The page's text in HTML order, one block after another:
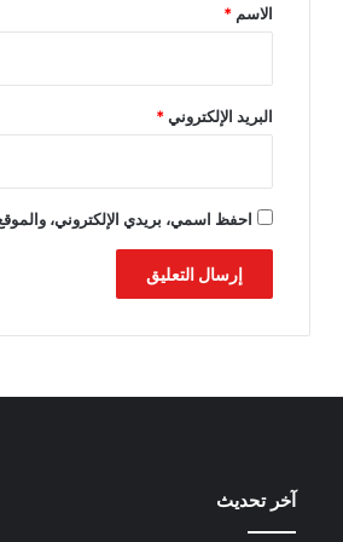
*
الاسم *
البريد الإلكتروني*
احفظ اسمي، بريدي الإلكتروني،
آخر تحديث